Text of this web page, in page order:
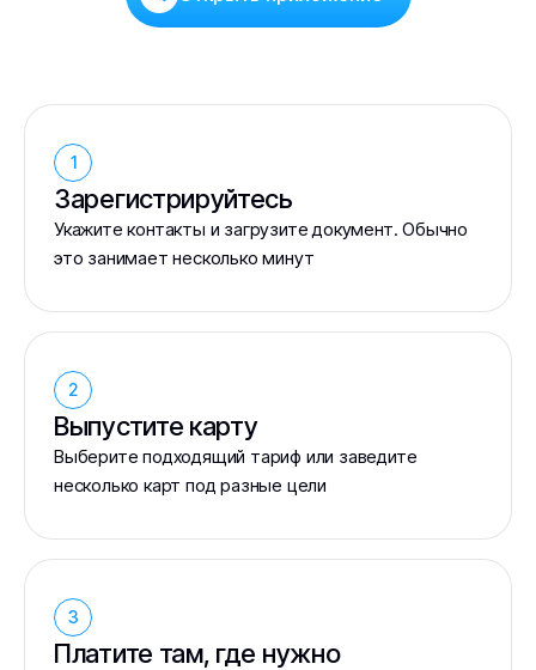
1
Зарегистрируйтесь
Укажите контакты и загрузите документ. Обычно
это занимает несколько минут
2
Выпустите карту
Выберите подходящий тариф или заведите
несколько карт под разные цели
3
Платите там, где нужно